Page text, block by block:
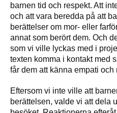
barnen tid och respekt. Att
och att vara beredda på att
berättelser om mor- eller
annat som berört dem. Och
som vi ville lyckas med i
texten komma i kontakt med
får dem att känna empati och
Eftersom vi inte ville att
berättelsen, valde vi att dela